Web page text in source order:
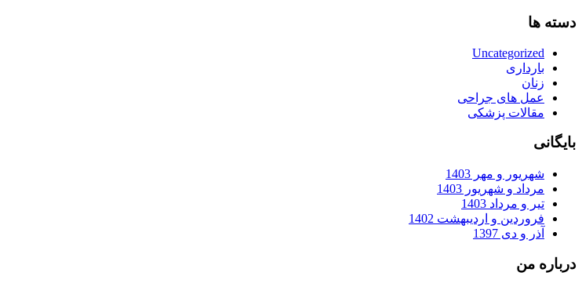
دسته ها
Uncategorized
بارداری
زنان
عمل های جراحی
مقالات پزشکی
بایگانی
شهریور و مهر 1403
مرداد و شهریور 1403
تیر و مرداد 1403
فروردین و اردیبهشت 1402
آذر و دی 1397
درباره من